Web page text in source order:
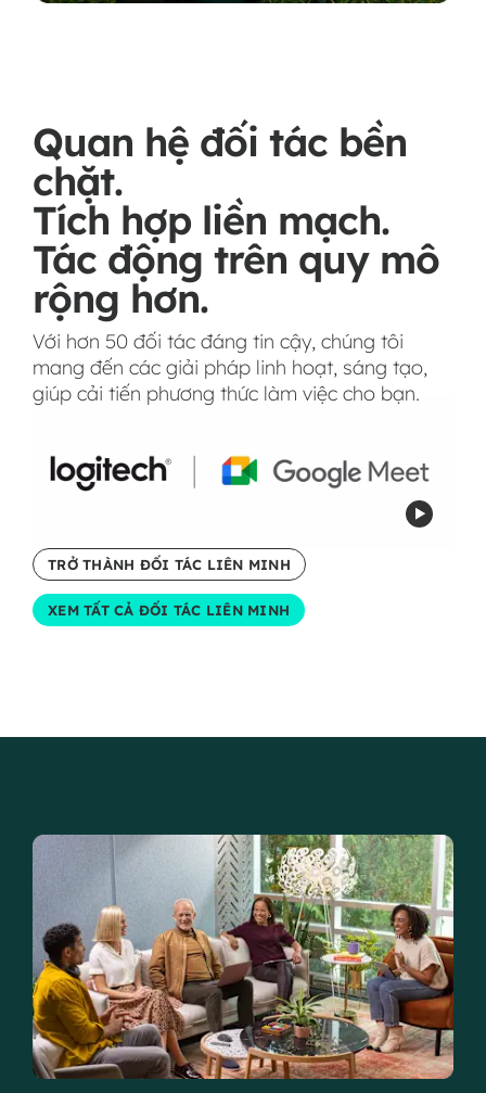
Quan hệ đối tác bền
chặt.
Tích hợp liền mạch.
Tác động trên quy mô
rộng hơn.
Với hơn 50 đối tác đáng tin cậy, chúng tôi
mang đến các giải pháp linh hoạt, sáng tạo,
giúp cải tiến phương thức làm việc cho bạn.
TRỞ THÀNH ĐỐI TÁC LIÊN MINH
XEM TẤT CẢ ĐỐI TÁC LIÊN MINH